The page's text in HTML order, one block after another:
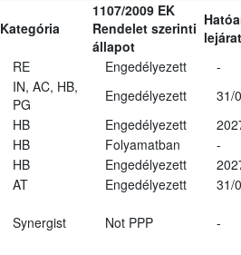
Kategória
1107/2009 EK
Rendelet szerinti
állapot
RE Engedélyezett
-
IN, AC, HB,
PG
Engedélyezett
31/
HB Engedélyezett
HB Folyamatban
-
HB Engedélyezett
AT Engedélyezett
31/
Synergist Not PPP -